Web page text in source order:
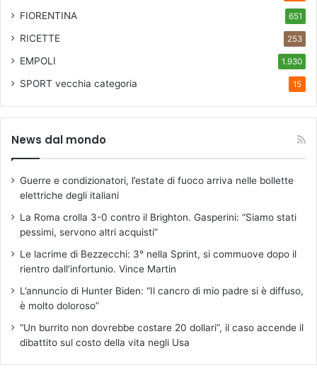
FIORENTINA 651
RICETTE 253
EMPOLI 1.930
SPORT vecchia categoria 15
News dal mondo
Guerre e condizionatori, l’estate di fuoco arriva nelle bollette
elettriche degli italiani
La Roma crolla 3-0 contro il Brighton. Gasperini: “Siamo stati
pessimi, servono altri acquisti”
Le lacrime di Bezzecchi: 3° nella Sprint, si commuove dopo il
rientro dall’infortunio. Vince Martin
L’annuncio di Hunter Biden: “Il cancro di mio padre si è diffuso,
è molto doloroso”
“Un burrito non dovrebbe costare 20 dollari”, il caso accende il
dibattito sul costo della vita negli Usa